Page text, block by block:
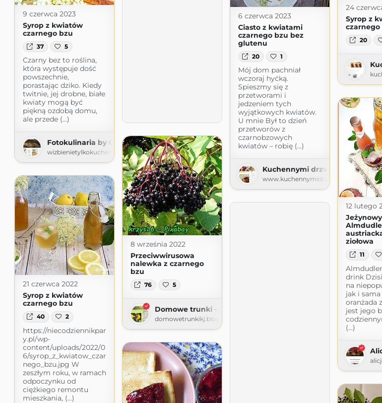
24
Syrop z
czarnego
20
9 czerwca 2023
Syrop z kwiatów
czarnego bzu
37 5
Czarny bez to roślina,
która występuje dość
powszechnie,
porastając dziko. Kiedy
twitnie, jej drobne, białe
kwiaty mogą być
piękną ozdobą domu,
ale przede (...)
Fotokulinaria by Claudia Jordan
wizbienietylkokuchennej.wordpress.com
6 czerwca 2023
Ciasto z kwiatami
czarnego bzu bez
glutenu
20 1
Mój dom pachniał
wczoraj hyćką.
Spieszmy się z
przetworami i
jedzeniem tych
wyjątkowych kwiatów.
U mnie Był to dzień
przetworów z
czarnobzowych
kwiatów – robię (...)
Kuchennymi drzwiami
www.kuchennymidrzwiami.pl
12 lutego
ziołowa
11
drink
na
jak i
oranżada
jest jego
(...)
8 września 2022
Przeciwwirusowa
nalewka z czarnego
bzu
76 5
Domowe trunki - nalewki likiery wina
domowetrunkikj.blogspot.com
21 czerwca 2022
Syrop z kwiatów
czarnego bzu
40 2
https://niecodziennikpar
y.pl/wp-
content/uploads/2022/0
6/syrop_z_kwiatow_czar
nego_bzu.jpg W
zeszłym roku, w ramach
odpoczynku od
ciężkiego remontu
mieszkania, (...)